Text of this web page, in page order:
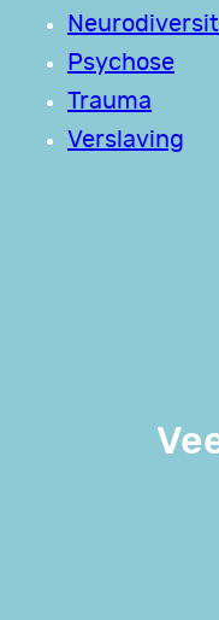
Psychose
Trauma
Verslaving